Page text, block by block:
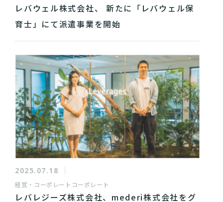
レバウェル株式会社、 新たに「レバウェル保
育士」にて派遣事業を開始
2025.07.18
経営・コーポレート コーポレート
レバレジーズ株式会社、mederi株式会社をグ